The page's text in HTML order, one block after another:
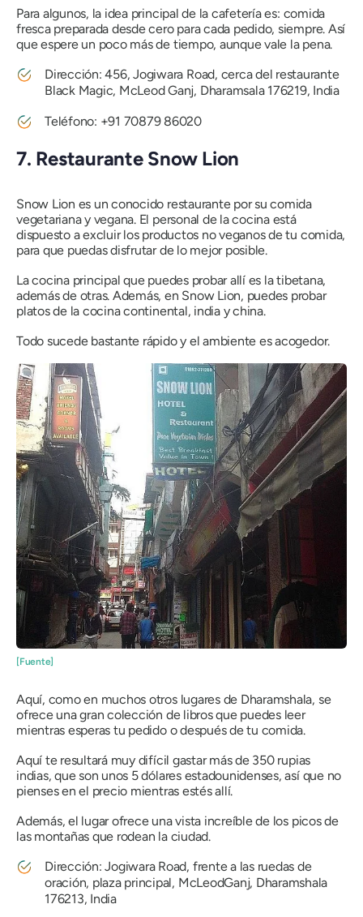
Para algunos, la idea principal de la cafetería es: comida
fresca preparada desde cero para cada pedido, siempre. Así
que espere un poco más de tiempo, aunque vale la pena.
Dirección: 456, Jogiwara Road, cerca del restaurante
Black Magic, McLeod Ganj, Dharamsala 176219, India
Teléfono: +91 70879 86020
7. Restaurante Snow Lion
Snow Lion es un conocido restaurante por su comida
vegetariana y vegana. El personal de la cocina está
dispuesto a excluir los productos no veganos de tu comida,
para que puedas disfrutar de lo mejor posible.
La cocina principal que puedes probar allí es la tibetana,
además de otras. Además, en Snow Lion, puedes probar
platos de la cocina continental, india y china.
Todo sucede bastante rápido y el ambiente es acogedor.
[Fuente]
Aquí, como en muchos otros lugares de Dharamshala, se
ofrece una gran colección de libros que puedes leer
mientras esperas tu pedido o después de tu comida.
Aquí te resultará muy difícil gastar más de 350 rupias
indias, que son unos 5 dólares estadounidenses, así que no
pienses en el precio mientras estés allí.
Además, el lugar ofrece una vista increíble de los picos de
las montañas que rodean la ciudad.
Dirección: Jogiwara Road, frente a las ruedas de
oración, plaza principal, McLeodGanj, Dharamshala
176213, India